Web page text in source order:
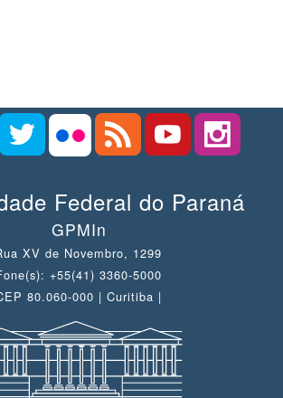
Federal do Paraná
GPMIn
XV de Novembro, 1299
+55(41) 3360-5000
80.060-000 | Curitiba |